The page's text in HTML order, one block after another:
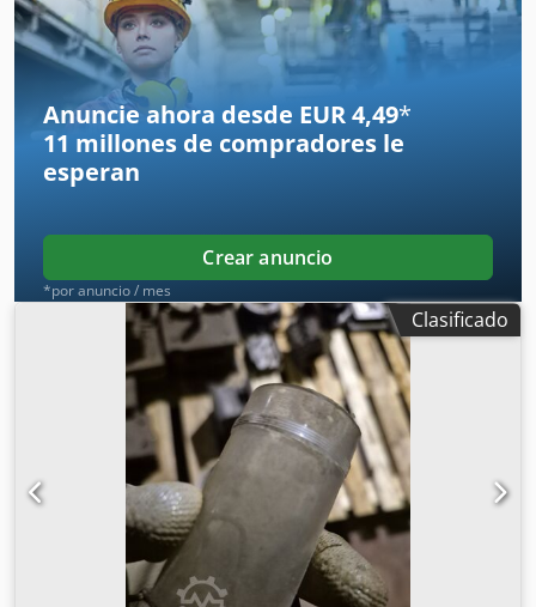
dispositivos que aparecen en la imagen. Chodpfswqmqwjx
Aiqea
Anuncie ahora desde EUR 4,49*
11 millones de compradores le
esperan
Crear anuncio
*por anuncio / mes
Clasificado